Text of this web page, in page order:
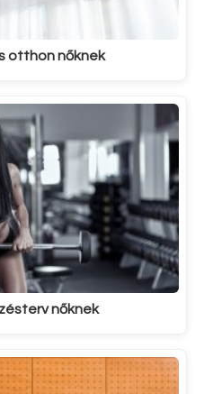
otthon nőknek
nőknek